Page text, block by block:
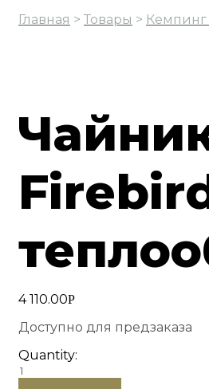
Главная > Товары > Кемпинг
4 110.00Р
Доступно для предзаказа
Quantity:
Количество